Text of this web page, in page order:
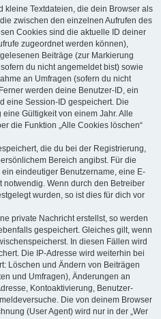
kleine Textdateien, die dein Browser als
zwischen den einzelnen Aufrufen des
Cookies sind die aktuelle ID deiner
zugeordnet werden können),
Beiträge (zur Markierung
du nicht angemeldet bist) sowie
an Umfragen (sofern du nicht
werden deine Benutzer-ID, ein
eine Session-ID gespeichert. Die
Gültigkeit von einem Jahr. Alle
die Funktion „Alle Cookies löschen“
die du bei der Registrierung,
Bereich angibst. Für die
eindeutiger Benutzername, eine E-
notwendig. Wenn durch den Betreiber
wurden, so ist dies für dich vor
private Nachricht erstellst, so werden
gespeichert. Gleiches gilt, wenn
In diesen Fällen wird
Die IP-Adresse wird weiterhin bei
Löschen und Ändern von Beiträgen
und Umfragen), Änderungen an
Kontoaktivierung, Benutzer-
Die von deinem Browser
(User Agent) wird nur in der „Wer